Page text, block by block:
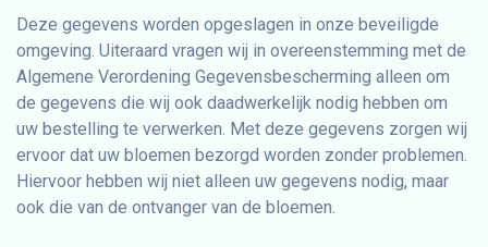
Deze gegevens worden opgeslagen in onze beveiligde
omgeving. Uiteraard vragen wij in overeenstemming met de
Algemene Verordening Gegevensbescherming alleen om
de gegevens die wij ook daadwerkelijk nodig hebben om
uw bestelling te verwerken. Met deze gegevens zorgen wij
ervoor dat uw bloemen bezorgd worden zonder problemen.
Hiervoor hebben wij niet alleen uw gegevens nodig, maar
ook die van de ontvanger van de bloemen.